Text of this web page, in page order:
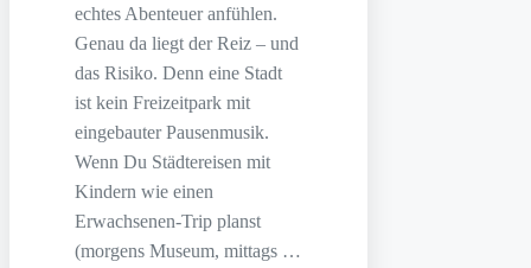
echtes Abenteuer anfühlen.
Genau da liegt der Reiz – und
das Risiko. Denn eine Stadt
ist kein Freizeitpark mit
eingebauter Pausenmusik.
Wenn Du Städtereisen mit
Kindern wie einen
Erwachsenen-Trip planst
(morgens Museum, mittags …